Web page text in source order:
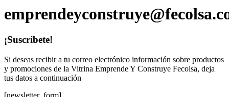
¡Suscríbete!
Si deseas recibir a tu correo electrónico información sobre productos
y promociones de la Vitrina Emprende Y Construye Fecolsa, deja
tus datos a continuación
[newsletter_form]